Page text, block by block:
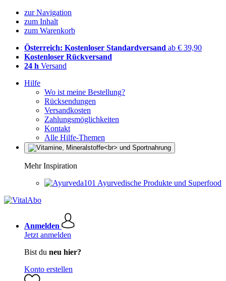
zur Navigation
zum Inhalt
zum Warenkorb
Österreich: Kostenloser Standardversand ab € 39,90
Kostenloser Rückversand
24 h Versand
Hilfe
Wo ist meine Bestellung?
Rücksendungen
Versandkosten
Zahlungsmöglichkeiten
Kontakt
Alle Hilfe-Themen
Mehr Inspiration
Ayurvedische Produkte und Superfood
Anmelden
Jetzt anmelden
Bist du neu hier?
Konto erstellen